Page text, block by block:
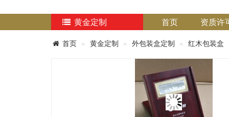
黄金定制 首页 资质许
首页 黄金定制 外包装盒定制 红木包装盒